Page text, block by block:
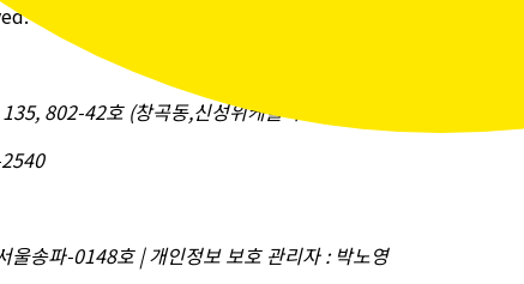
802-42호 (창곡동,신성위케슬타워)
울송파-0148호 | 개인정보 보호 관리자 : 박노영